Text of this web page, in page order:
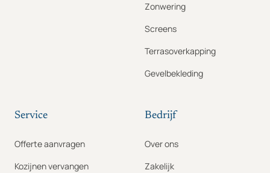
Zonwering
Screens
Terrasoverkapping
Gevelbekleding
Service
Offerte aanvragen
Kozijnen vervangen
Bedrijf
Over ons
Zakelijk